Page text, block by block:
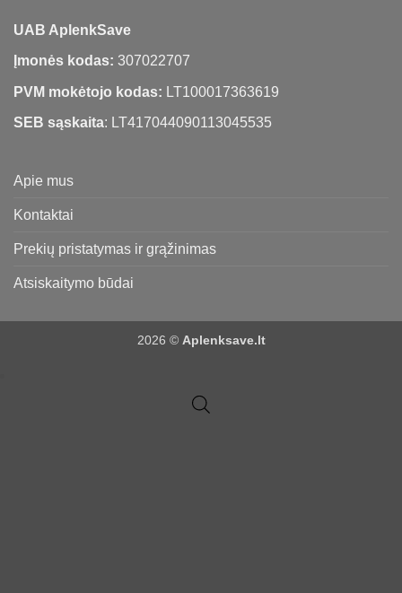
UAB AplenkSave
Įmonės kodas: 307022707
PVM mokėtojo kodas: LT100017363619
SEB sąskaita: LT417044090113045535
Apie mus
Kontaktai
Prekių pristatymas ir grąžinimas
Atsiskaitymo būdai
2026 © Aplenksave.lt